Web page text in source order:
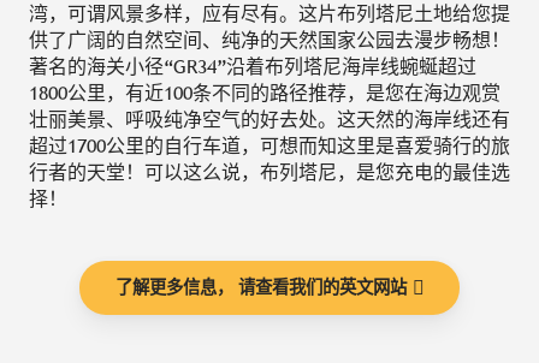
湾，可谓风景多样，应有尽有。这片布列塔尼土地给您提
供了广阔的自然空间、纯净的天然国家公园去漫步畅想！
著名的海关小径“GR34”沿着布列塔尼海岸线蜿蜒超过
1800公里，有近100条不同的路径推荐，是您在海边观赏
壮丽美景、呼吸纯净空气的好去处。这天然的海岸线还有
超过1700公里的自行车道，可想而知这里是喜爱骑行的旅
行者的天堂！可以这么说，布列塔尼，是您充电的最佳选
择！
了解更多信息， 请查看我们的英文网站